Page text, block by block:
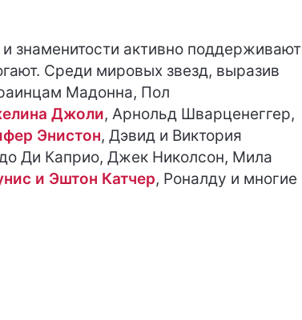
знаменитости активно поддерживают
Среди мировых звезд, выразив
Мадонна, Пол
Джоли, Арнольд Шварценеггер,
Энистон, Дэвид и Виктория
Ди Каприо, Джек Николсон, Мила
и Эштон Катчер, Роналду и многие